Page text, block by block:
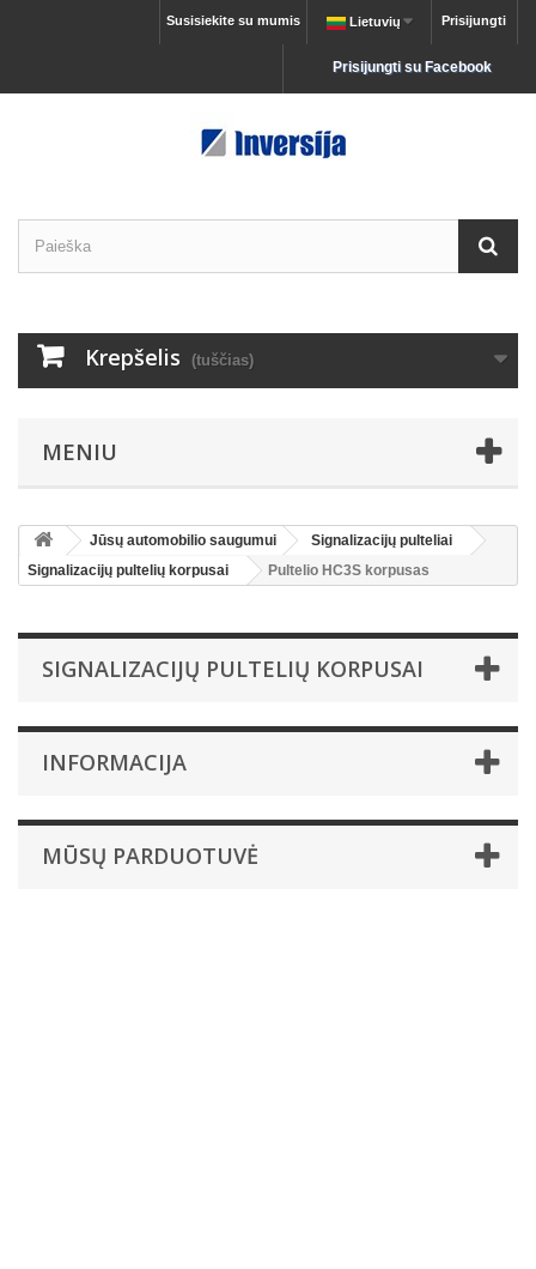
Prisijungti
Lietuvių
Susisiekite su mumis
Prisijungti su Facebook
Krepšelis (tuščias)
MENIU
Jūsų automobilio saugumui
Signalizacijų pulteliai
Signalizacijų pultelių korpusai
Pultelio HC3S korpusas
SIGNALIZACIJŲ PULTELIŲ KORPUSAI
INFORMACIJA
MŪSŲ PARDUOTUVĖ